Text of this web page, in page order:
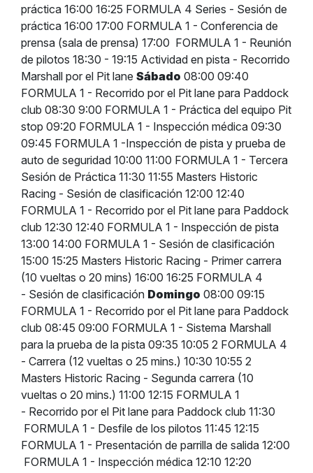
práctica 16:00 16:25 FORMULA 4 Series - Sesión de
práctica 16:00 17:00 FORMULA 1 - Conferencia de
prensa (sala de prensa) 17:00 FORMULA 1 - Reunión
de pilotos 18:30 - 19:15 Actividad en pista - Recorrido
Marshall por el Pit lane Sábado 08:00 09:40
FORMULA 1 - Recorrido por el Pit lane para Paddock
club 08:30 9:00 FORMULA 1 - Práctica del equipo Pit
stop 09:20 FORMULA 1 - Inspección médica 09:30
09:45 FORMULA 1 -Inspección de pista y prueba de
auto de seguridad 10:00 11:00 FORMULA 1 - Tercera
Sesión de Práctica 11:30 11:55 Masters Historic
Racing - Sesión de clasificación 12:00 12:40
FORMULA 1 - Recorrido por el Pit lane para Paddock
club 12:30 12:40 FORMULA 1 - Inspección de pista
13:00 14:00 FORMULA 1 - Sesión de clasificación
15:00 15:25 Masters Historic Racing - Primer carrera
(10 vueltas o 20 mins) 16:00 16:25 FORMULA 4
- Sesión de clasificación Domingo 08:00 09:15
FORMULA 1 - Recorrido por el Pit lane para Paddock
club 08:45 09:00 FORMULA 1 - Sistema Marshall
para la prueba de la pista 09:35 10:05 2 FORMULA 4
- Carrera (12 vueltas o 25 mins.) 10:30 10:55 2
Masters Historic Racing - Segunda carrera (10
vueltas o 20 mins.) 11:00 12:15 FORMULA 1
- Recorrido por el Pit lane para Paddock club 11:30
FORMULA 1 - Desfile de los pilotos 11:45 12:15
FORMULA 1 - Presentación de parrilla de salida 12:00
FORMULA 1 - Inspección médica 12:10 12:20